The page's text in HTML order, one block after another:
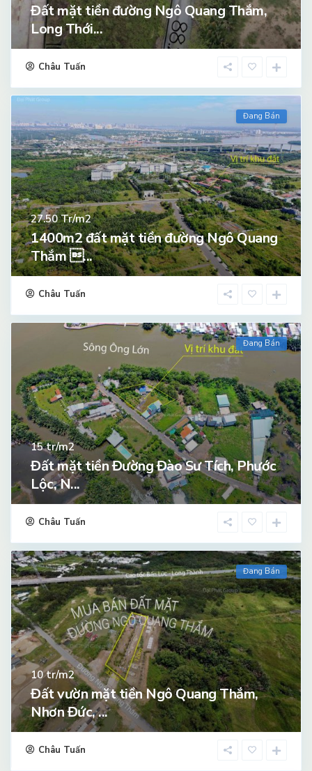
Đất mặt tiền đường Ngô Quang Thắm,
Long Thới...
Châu Tuấn
Đang Bán
27.50Tr/m2
1400m2 đất mặt tiền đường Ngô Quang
Thắm ...
Châu Tuấn
Đang Bán
15tr/m2
Đất mặt tiền Đường Đào Sư Tích, Phước
Lộc, N...
Châu Tuấn
Đang Bán
10tr/m2
Đất vườn mặt tiền Ngô Quang Thắm,
Nhơn Đức, ...
Châu Tuấn